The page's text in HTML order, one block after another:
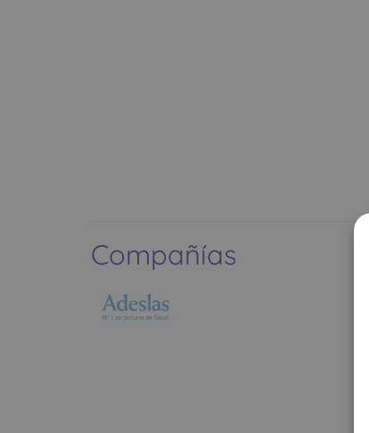
Compañías